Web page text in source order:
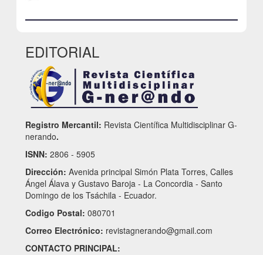
EDITORIAL
Registro Mercantil: Revista Científica Multidisciplinar G-
nerando.
ISNN: 2806 - 5905
Dirección: Avenida principal Simón Plata Torres, Calles
Ángel Álava y Gustavo Baroja - La Concordia - Santo
Domingo de los Tsáchila - Ecuador.
Codigo Postal: 080701
Correo Electrónico: revistagnerando@gmail.com
CONTACTO PRINCIPAL: